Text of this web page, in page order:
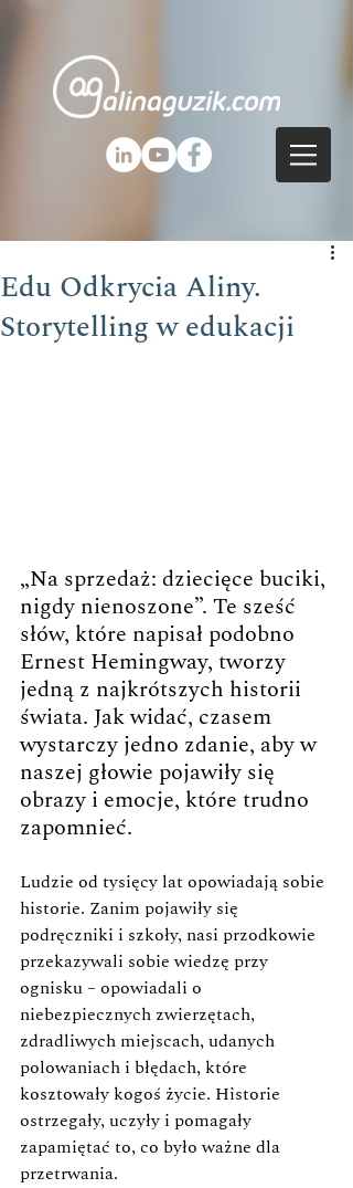
Edu Odkrycia Aliny.
Storytelling w edukacji
„Na sprzedaż: dziecięce buciki,
nigdy nienoszone”. Te sześć
słów, które napisał podobno
Ernest Hemingway, tworzy
jedną z najkrótszych historii
świata. Jak widać, czasem
wystarczy jedno zdanie, aby w
naszej głowie pojawiły się
obrazy i emocje, które trudno
zapomnieć.
Ludzie od tysięcy lat opowiadają sobie
historie. Zanim pojawiły się
podręczniki i szkoły, nasi przodkowie
przekazywali sobie wiedzę przy
ognisku – opowiadali o
niebezpiecznych zwierzętach,
zdradliwych miejscach, udanych
polowaniach i błędach, które
kosztowały kogoś życie. Historie
ostrzegały, uczyły i pomagały
zapamiętać to, co było ważne dla
przetrwania.